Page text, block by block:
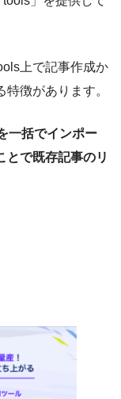
上で記事作成か
徴があります。
一括でインポー
とで既存記事のリ